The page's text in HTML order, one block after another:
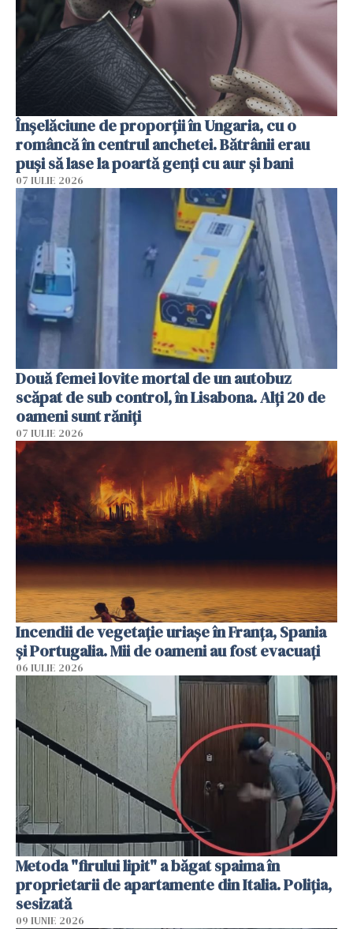
Înșelăciune de proporții în Ungaria, cu o
româncă în centrul anchetei. Bătrânii erau
puși să lase la poartă genți cu aur și bani
07 IULIE 2026
Două femei lovite mortal de un autobuz
scăpat de sub control, în Lisabona. Alți 20 de
oameni sunt răniți
07 IULIE 2026
Incendii de vegetație uriașe în Franța, Spania
și Portugalia. Mii de oameni au fost evacuați
06 IULIE 2026
Metoda "firului lipit" a băgat spaima în
proprietarii de apartamente din Italia. Poliția,
sesizată
09 IUNIE 2026